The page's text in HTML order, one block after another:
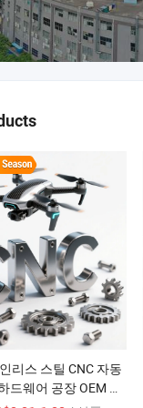
리스 스틸 CNC 자동
드웨어 공장 OEM 맞